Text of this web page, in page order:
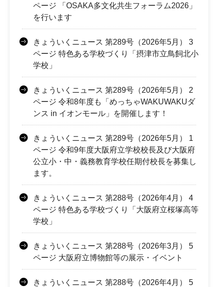
ページ 「OSAKA多文化共生フォーラム2026」
を行います
きょういくニュース 第289号（2026年5月） 3
ページ 特色ある学校づくり「摂津市立鳥飼北小
学校」
きょういくニュース 第289号（2026年5月） 2
ページ 令和8年度も「めっちゃWAKUWAKUダ
ンス in イオンモール」を開催します！
きょういくニュース 第289号（2026年5月） 1
ページ 令和9年度大阪府立学校校長及び大阪府
公立小・中・義務教育学校任期付校長を募集し
ます。
きょういくニュース 第288号（2026年4月） 4
ページ 特色ある学校づくり「大阪府立桜塚高等
学校」
きょういくニュース 第288号（2026年3月） 5
ページ 大阪府立博物館等の展示・イベント
きょういくニュース 第288号（2026年4月） 5